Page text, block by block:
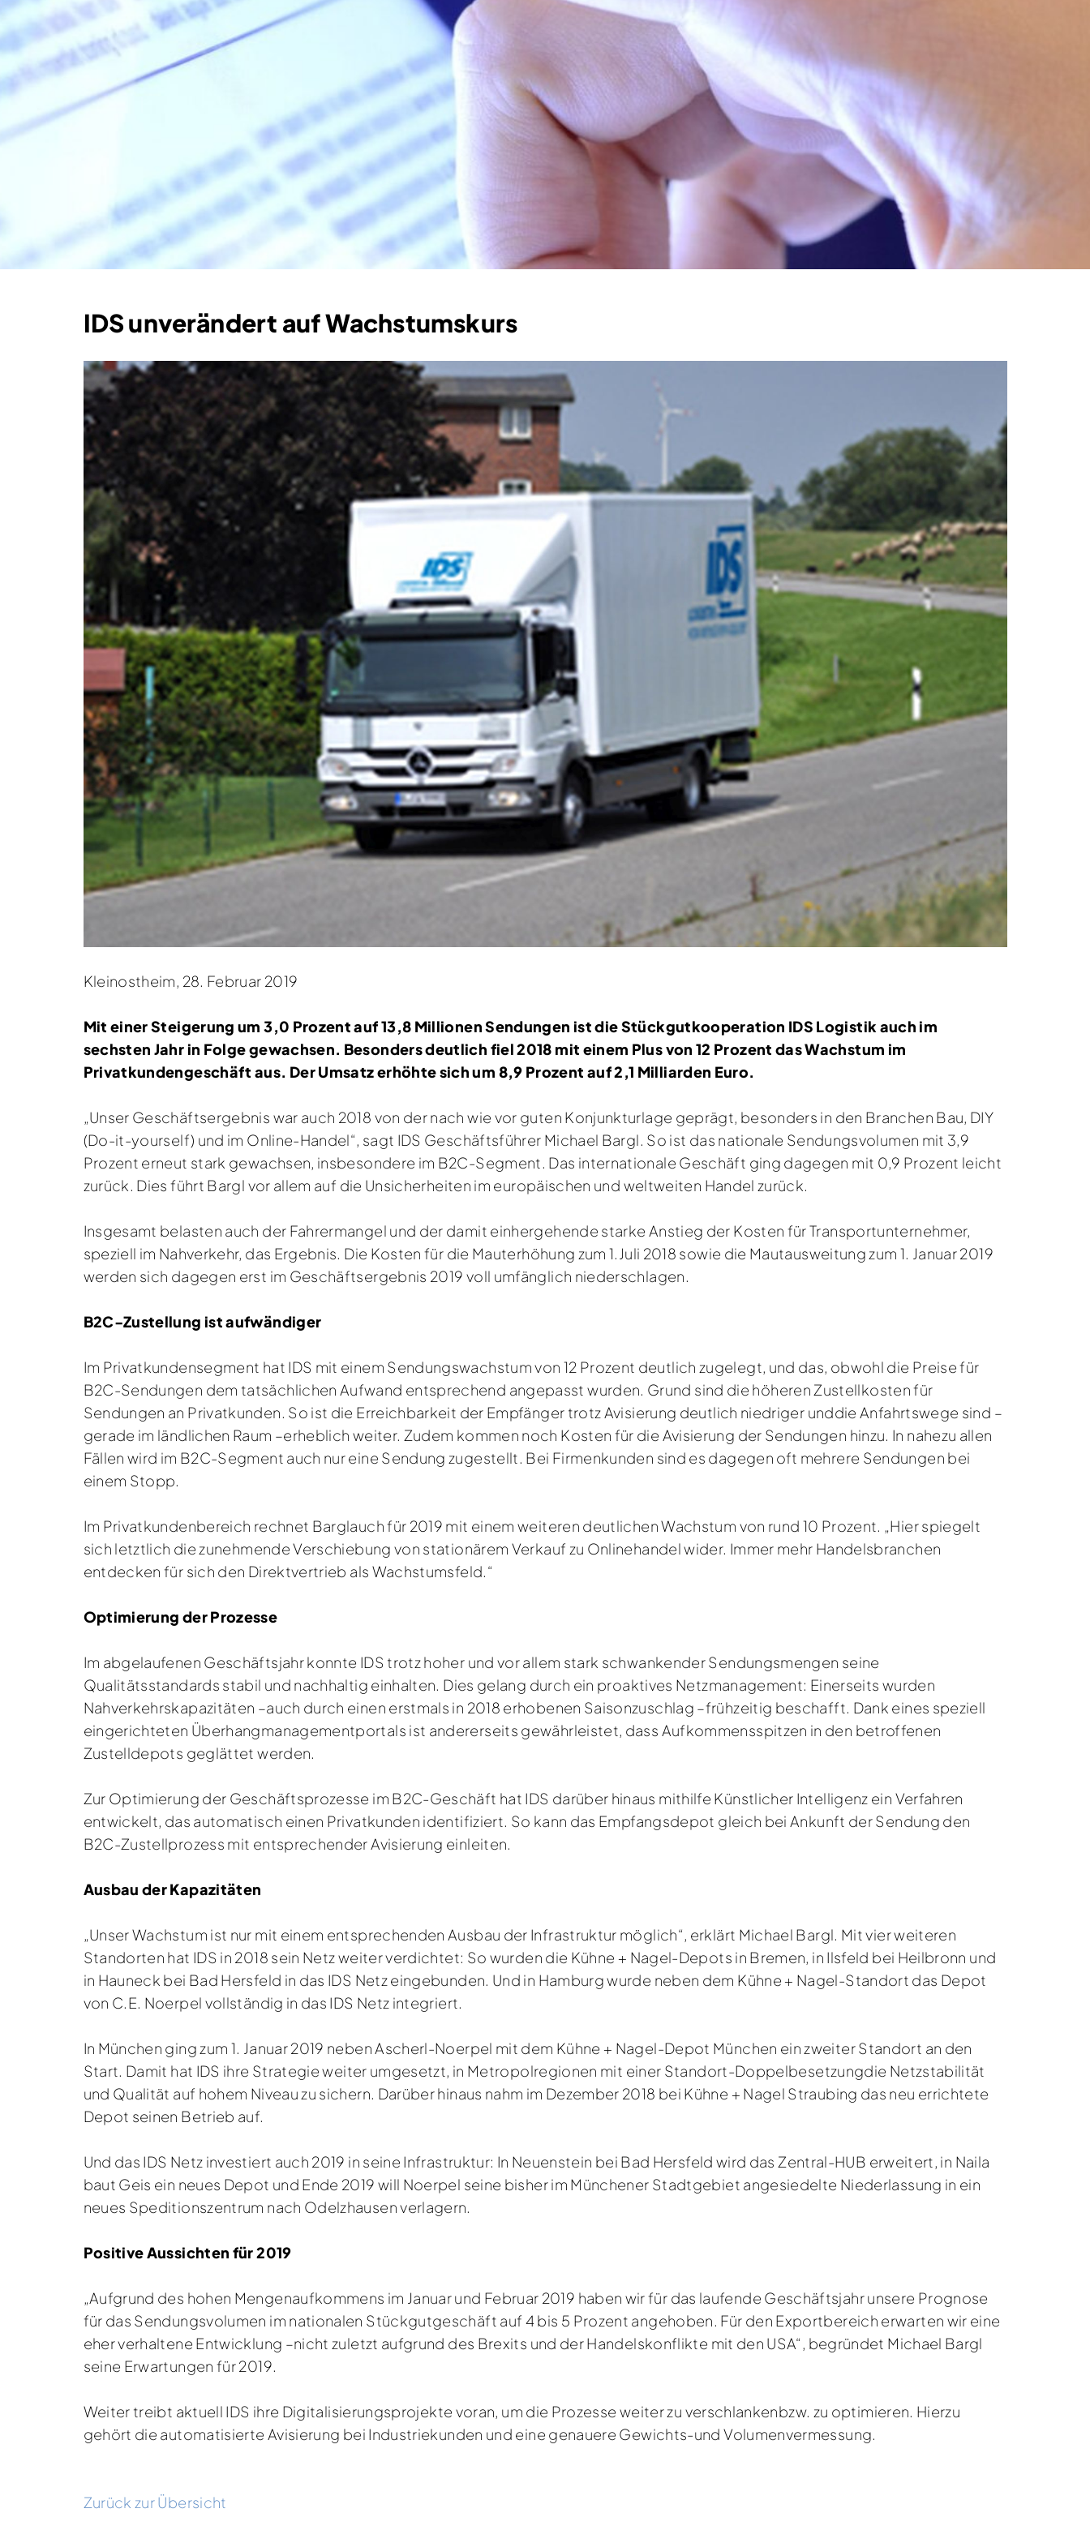
IDS unverändert auf Wachstumskurs
Kleinostheim, 28. Februar 2019
Mit einer Steigerung um 3,0 Prozent auf 13,8 Millionen Sendungen ist die Stückgutkooperation IDS Logistik auch im
sechsten Jahr in Folge gewachsen. Besonders deutlich fiel 2018 mit einem Plus von 12 Prozent das Wachstum im
Privatkundengeschäft aus. Der Umsatz erhöhte sich um 8,9 Prozent auf 2,1 Milliarden Euro.
„Unser Geschäftsergebnis war auch 2018 von der nach wie vor guten Konjunkturlage geprägt, besonders in den Branchen Bau, DIY
(Do-it-yourself) und im Online-Handel“, sagt IDS Geschäftsführer Michael Bargl. So ist das nationale Sendungsvolumen mit 3,9
Prozent erneut stark gewachsen, insbesondere im B2C-Segment. Das internationale Geschäft ging dagegen mit 0,9 Prozent leicht
zurück. Dies führt Bargl vor allem auf die Unsicherheiten im europäischen und weltweiten Handel zurück.
Insgesamt belasten auch der Fahrermangel und der damit einhergehende starke Anstieg der Kosten für Transportunternehmer,
speziell im Nahverkehr, das Ergebnis. Die Kosten für die Mauterhöhung zum 1.Juli 2018 sowie die Mautausweitung zum 1. Januar 2019
werden sich dagegen erst im Geschäftsergebnis 2019 voll umfänglich niederschlagen.
B2C-Zustellung ist aufwändiger
Im Privatkundensegment hat IDS mit einem Sendungswachstum von 12 Prozent deutlich zugelegt, und das, obwohl die Preise für
B2C-Sendungen dem tatsächlichen Aufwand entsprechend angepasst wurden. Grund sind die höheren Zustellkosten für
Sendungen an Privatkunden. So ist die Erreichbarkeit der Empfänger trotz Avisierung deutlich niedriger unddie Anfahrtswege sind –
gerade im ländlichen Raum –erheblich weiter. Zudem kommen noch Kosten für die Avisierung der Sendungen hinzu. In nahezu allen
Fällen wird im B2C-Segment auch nur eine Sendung zugestellt. Bei Firmenkunden sind es dagegen oft mehrere Sendungen bei
einem Stopp.
Im Privatkundenbereich rechnet Barglauch für 2019 mit einem weiteren deutlichen Wachstum von rund 10 Prozent. „Hier spiegelt
sich letztlich die zunehmende Verschiebung von stationärem Verkauf zu Onlinehandel wider. Immer mehr Handelsbranchen
entdecken für sich den Direktvertrieb als Wachstumsfeld.“
Optimierung der Prozesse
Im abgelaufenen Geschäftsjahr konnte IDS trotz hoher und vor allem stark schwankender Sendungsmengen seine
Qualitätsstandards stabil und nachhaltig einhalten. Dies gelang durch ein proaktives Netzmanagement: Einerseits wurden
Nahverkehrskapazitäten –auch durch einen erstmals in 2018 erhobenen Saisonzuschlag –frühzeitig beschafft. Dank eines speziell
eingerichteten Überhangmanagementportals ist andererseits gewährleistet, dass Aufkommensspitzen in den betroffenen
Zustelldepots geglättet werden.
Zur Optimierung der Geschäftsprozesse im B2C-Geschäft hat IDS darüber hinaus mithilfe Künstlicher Intelligenz ein Verfahren
entwickelt, das automatisch einen Privatkunden identifiziert. So kann das Empfangsdepot gleich bei Ankunft der Sendung den
B2C-Zustellprozess mit entsprechender Avisierung einleiten.
Ausbau der Kapazitäten
„Unser Wachstum ist nur mit einem entsprechenden Ausbau der Infrastruktur möglich“, erklärt Michael Bargl. Mit vier weiteren
Standorten hat IDS in 2018 sein Netz weiter verdichtet: So wurden die Kühne + Nagel-Depots in Bremen, in Ilsfeld bei Heilbronn und
in Hauneck bei Bad Hersfeld in das IDS Netz eingebunden. Und in Hamburg wurde neben dem Kühne + Nagel-Standort das Depot
von C.E. Noerpel vollständig in das IDS Netz integriert.
In München ging zum 1. Januar 2019 neben Ascherl-Noerpel mit dem Kühne + Nagel-Depot München ein zweiter Standort an den
Start. Damit hat IDS ihre Strategie weiter umgesetzt, in Metropolregionen mit einer Standort-Doppelbesetzungdie Netzstabilität
und Qualität auf hohem Niveau zu sichern. Darüber hinaus nahm im Dezember 2018 bei Kühne + Nagel Straubing das neu errichtete
Depot seinen Betrieb auf.
Und das IDS Netz investiert auch 2019 in seine Infrastruktur: In Neuenstein bei Bad Hersfeld wird das Zentral-HUB erweitert, in Naila
baut Geis ein neues Depot und Ende 2019 will Noerpel seine bisher im Münchener Stadtgebiet angesiedelte Niederlassung in ein
neues Speditionszentrum nach Odelzhausen verlagern.
Positive Aussichten für 2019
„Aufgrund des hohen Mengenaufkommens im Januar und Februar 2019 haben wir für das laufende Geschäftsjahr unsere Prognose
für das Sendungsvolumen im nationalen Stückgutgeschäft auf 4 bis 5 Prozent angehoben. Für den Exportbereich erwarten wir eine
eher verhaltene Entwicklung –nicht zuletzt aufgrund des Brexits und der Handelskonflikte mit den USA“, begründet Michael Bargl
seine Erwartungen für 2019.
Weiter treibt aktuell IDS ihre Digitalisierungsprojekte voran, um die Prozesse weiter zu verschlankenbzw. zu optimieren. Hierzu
gehört die automatisierte Avisierung bei Industriekunden und eine genauere Gewichts-und Volumenvermessung.
Zurück zur Übersicht